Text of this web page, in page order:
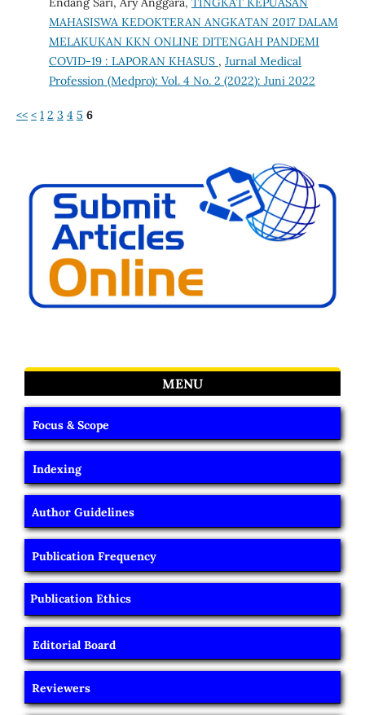
MAHASISWA KEDOKTERAN ANGKATAN 2017 DALAM
MELAKUKAN KKN ONLINE DITENGAH PANDEMI
COVID-19 : LAPORAN KHASUS , Jurnal Medical
Profession (Medpro): Vol. 4 No. 2 (2022): Juni 2022
<< < 1 2 3 4 5 6
MENU
Focus & Scope
Indexing
Author Guidelines
Publication Frequency
Publication Ethics
Editorial Board
Reviewers